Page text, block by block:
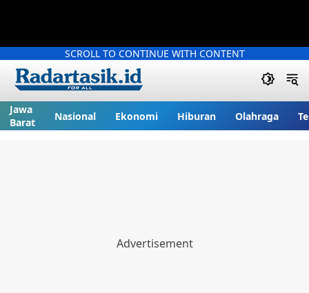
SCROLL TO CONTINUE WITH CONTENT
Jawa
Barat
Nasional Ekonomi Hiburan Olahraga